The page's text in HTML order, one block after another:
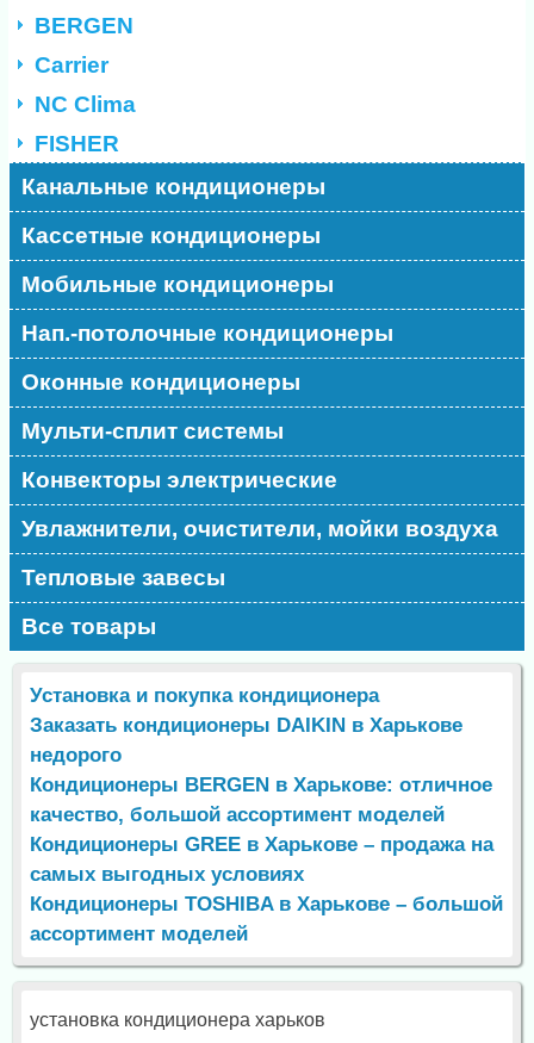
BERGEN
Carrier
NC Clima
FISHER
Канальные кондиционеры
Кассетные кондиционеры
Мобильные кондиционеры
Нап.-потолочные кондиционеры
Оконные кондиционеры
Мульти-сплит системы
Конвекторы электрические
Увлажнители, очистители, мойки воздуха
Тепловые завесы
Все товары
Установка и покупка кондиционера
Заказать кондиционеры DAIKIN в Харькове
недорого
Кондиционеры BERGEN в Харькове: отличное
качество, большой ассортимент моделей
Кондиционеры GREE в Харькове – продажа на
самых выгодных условиях
Кондиционеры TOSHIBA в Харькове – большой
ассортимент моделей
установка кондиционера харьков